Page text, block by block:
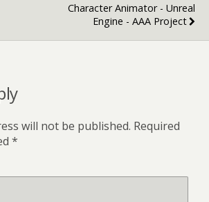
Character Animator - Unreal
Engine - AAA Project
will not be published. Required
*